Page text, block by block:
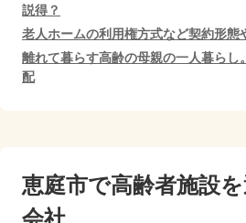
説得？
老人ホームの利用権方式など契約形態
離れて暮らす高齢の母親の一人暮らし
配
恵庭市で高齢者施設